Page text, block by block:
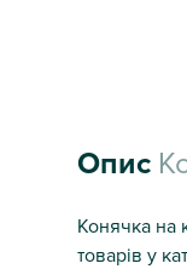
Опис
Конячка на
товарів у